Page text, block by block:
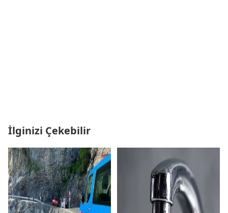
İlginizi Çekebilir